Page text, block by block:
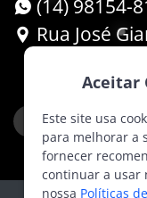
(14) 98154-
Rua José
Aceitar
Este site usa
para melhorar a
fornecer
continuar a usar
nossa Políticas